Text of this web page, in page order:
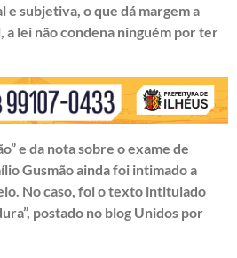
e subjetiva, o que dá margem a
lei não condena ninguém por ter
e da nota sobre o exame de
Gusmão ainda foi intimado a
No caso, foi o texto intitulado
postado no blog Unidos por